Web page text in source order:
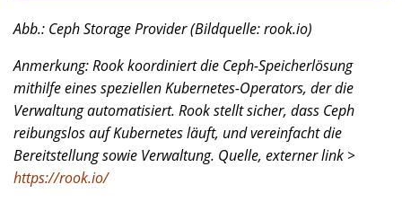
Abb.: Ceph Storage Provider (Bildquelle: rook.io)
Anmerkung: Rook koordiniert die Ceph-Speicherlösung
mithilfe eines speziellen Kubernetes-Operators, der die
Verwaltung automatisiert. Rook stellt sicher, dass Ceph
reibungslos auf Kubernetes läuft, und vereinfacht die
Bereitstellung sowie Verwaltung. Quelle, externer link >
https://rook.io/